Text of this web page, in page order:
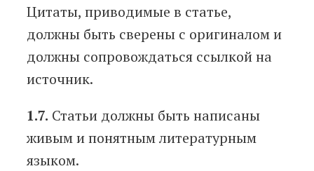
Цитаты, приводимые в статье,
должны быть сверены с оригиналом и
должны сопровождаться ссылкой на
источник.
1.7. Статьи должны быть написаны
живым и понятным литературным
языком.